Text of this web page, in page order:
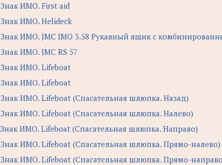
Знак ИМО. First aid
Знак ИМО. Helideck
Знак ИМО. JMC IMO 3.58 Рукавный ящик с
Знак ИМО. JMC RS 57
Знак ИМО. Lifeboat
Знак ИМО. Lifeboat
Знак ИМО. Lifeboat (Спасательная шлюпка. Назад)
Знак ИМО. Lifeboat (Спасательная шлюпка. Налево)
Знак ИМО. Lifeboat (Спасательная шлюпка. Направо)
Знак ИМО. Lifeboat (Спасательная шлюпка. Прямо-налево)
Знак ИМО. Lifeboat (Спасательная шлюпка. Прямо-